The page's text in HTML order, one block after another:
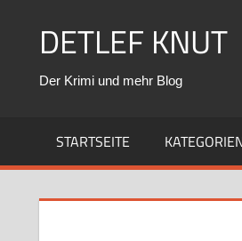
DETLEF KNUT
Der Krimi und mehr Blog
STARTSEITE